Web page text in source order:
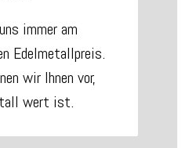
immer am
Edelmetallpreis.
wir Ihnen vor,
wert ist.